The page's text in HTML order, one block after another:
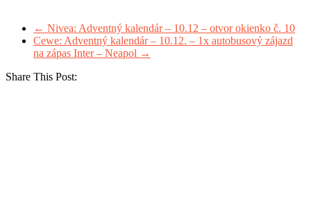
← Nivea: Adventný kalendár – 10.12 – otvor okienko č. 10
Cewe: Adventný kalendár – 10.12. – 1x autobusový zájazd
na zápas Inter – Neapol →
Share This Post: